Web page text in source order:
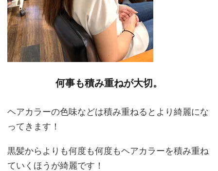
何事も積み重ねが大切。
ヘアカラーの色味などは積み重ねるとより綺麗にな
ってきます！
黒髪からよりも何度も何度もヘアカラーを積み重ね
ていくほうが綺麗です！